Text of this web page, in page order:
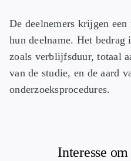
De deelnemers krijgen
hun deelname. Het
zoals verblijfsduur, totaal
van de studie, en de aard
onderzoeksprocedures.
Interesse